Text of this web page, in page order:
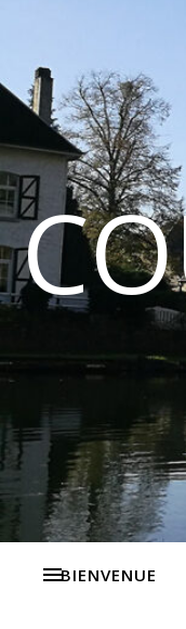
BIENVENUE